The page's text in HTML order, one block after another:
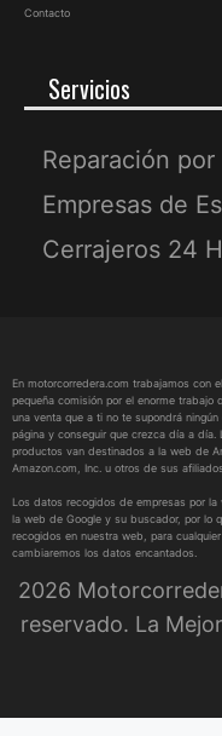
Contacto
Servicios
Reparación
Empresas de
Cerrajeros 24
En motorcorredera.com trabajamos con
pequeña comisión por el enorme trabajo
una venta que a ti no te supondrá
página y conseguir que crezca día a
productos van destinados a la web de
Amazon.com, Inc. u otros de sus afiliados.
Los datos recogidos de empresas por
la web de Google y su buscador, por lo
recogidos en nuestra web, para
cambiaremos los datos encantados.
2026
reservado. La